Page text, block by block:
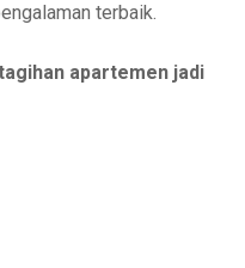
terbaik.
apartemen jadi